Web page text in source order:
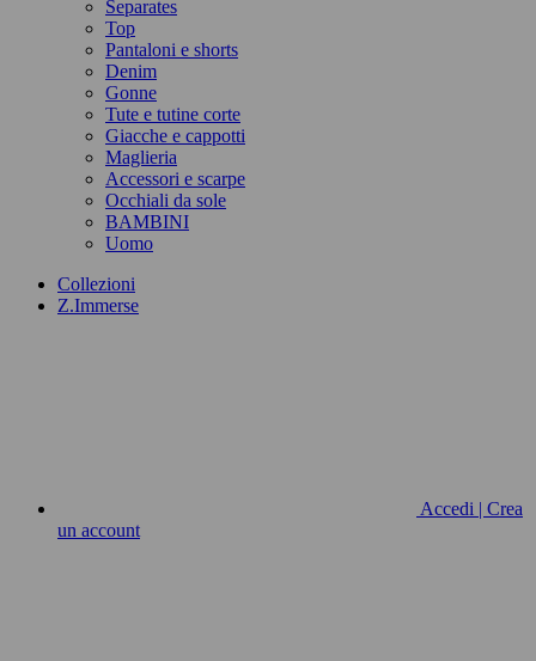
Separates
Top
Pantaloni e shorts
Denim
Gonne
Tute e tutine corte
Giacche e cappotti
Maglieria
Accessori e scarpe
Occhiali da sole
BAMBINI
Uomo
Collezioni
Z.Immerse
Accedi | Crea
un account